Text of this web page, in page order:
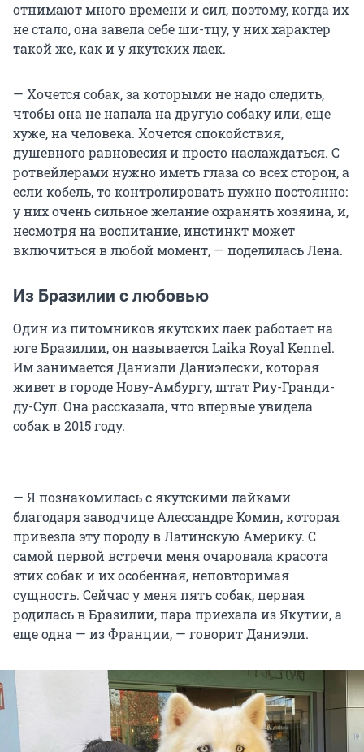
отнимают много времени и сил, поэтому, когда их
не стало, она завела себе ши-тцу, у них характер
такой же, как и у якутских лаек.
— Хочется собак, за которыми не надо следить,
чтобы она не напала на другую собаку или, еще
хуже, на человека. Хочется спокойствия,
душевного равновесия и просто наслаждаться. С
ротвейлерами нужно иметь глаза со всех сторон, а
если кобель, то контролировать нужно постоянно:
у них очень сильное желание охранять хозяина, и,
несмотря на воспитание, инстинкт может
включиться в любой момент, — поделилась Лена.
Из Бразилии с любовью
Один из питомников якутских лаек работает на
юге Бразилии, он называется Laika Royal Kennel.
Им занимается Даниэли Даниэлески, которая
живет в городе Нову-Амбургу, штат Риу-Гранди-
ду-Сул. Она рассказала, что впервые увидела
собак в 2015 году.
— Я познакомилась с якутскими лайками
благодаря заводчице Алессандре Комин, которая
привезла эту породу в Латинскую Америку. С
самой первой встречи меня очаровала красота
этих собак и их особенная, неповторимая
сущность. Сейчас у меня пять собак, первая
родилась в Бразилии, пара приехала из Якутии, а
еще одна — из Франции, — говорит Даниэли.